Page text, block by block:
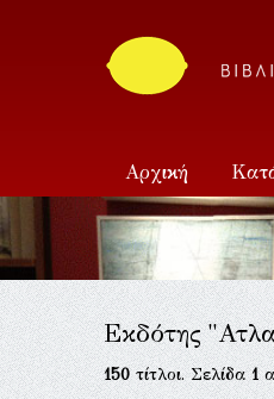
Αρχική
Επικοινωνία
Εκδότης
150τίτλοι. Σελίδα1